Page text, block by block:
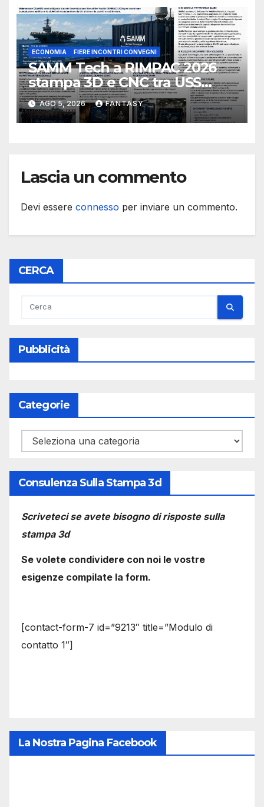
ECONOMIA FIERE INCONTRI CONVEGNI
SAMM Tech a RIMPAC 2026
stampa 3D e CNC tra USS
Essex e Schofield Barracks
AGO 5, 2026 FANTASY
Lascia un commento
Devi essere connesso per inviare un commento.
CERCA
Pubblicità
Categorie
Categorie
Consulenza Sulla Stampa 3d
Scriveteci se avete bisogno di risposte sulla
stampa 3d
Se volete condividere con noi le vostre
esigenze compilate la form.
[contact-form-7 id=”9213″ title=”Modulo di
contatto 1″]
La Nostra Pagina Facebook